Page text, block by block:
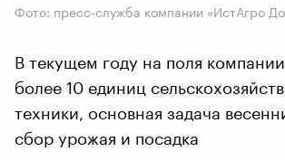
Фото: пресс-служба компании «ИстАгро
В текущем году на поля
более 10 единиц
техники, основная задача
сбор урожая и посадка